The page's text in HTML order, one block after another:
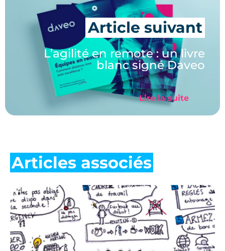
L’agilité en remote : un livre
blanc signé Daveo
Lire la suite
Articles associés